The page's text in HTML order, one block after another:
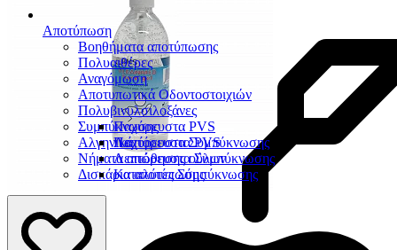
Αποτύπωση
Βοηθήματα αποτύπωσης
Πολυαιθέρες
Αναγόμωση
Αποτυπωτικά Οδοντοστοιχιών
Πολυβινυλσιλοξάνες
Παχύρευστα PVS
Λεπτόρευστα PVS
Συμπύκνωσης
Παχύρευστα Συμπύκνωσης
Λεπτόρευστα Συμπύκνωσης
Καταλύτες Σύμπύκνωσης
Αλγηνικά
Νήματα απώθησης ούλων
Δισκάρια αποτύπωσης